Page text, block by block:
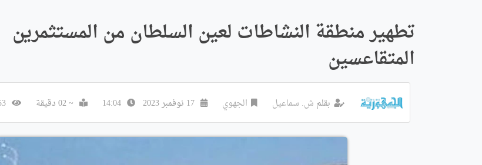
تطهير منطقة النشاطات لعين السلطان من المستثمرين
المتقاعسين
بقلم ش. سماعيل الجهوي 17 نوفمبر 2023 14:04 ~ 02 دقيقة 1053 مطالعة